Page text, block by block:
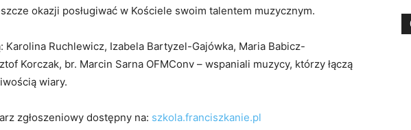
okazji posługiwać w Kościele swoim talentem muzycznym.
Karolina Ruchlewicz, Izabela Bartyzel-Gajówka, Maria Babicz-
Korczak, br. Marcin Sarna OFMConv – wspaniali muzycy, którzy łączą
wiary.
zgłoszeniowy dostępny na: szkola.franciszkanie.pl